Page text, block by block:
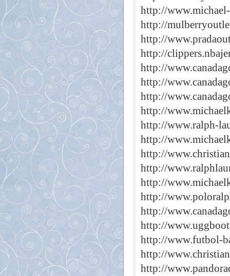
http://
http://
http://
http://
http://
http://
http://
http://
http://www.ralph-
http://
http://
http://
http://
http://
http://
http://
http://www.futbol-
http://
http://